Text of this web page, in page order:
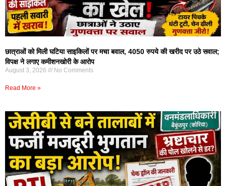
छात्राओं को मिली घटिया साइकिलों पर मचा बवाल, 4050 रुपये की खरीद पर उठे सवाल;
विपक्ष ने लगाए कमीशनखोरी के आरोप
August 3, 2026 No Comments
Read More »